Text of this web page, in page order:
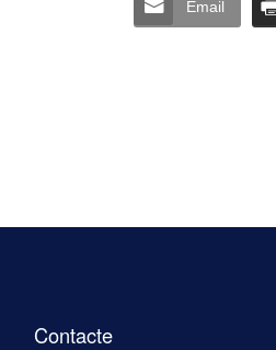
Email
Contacte